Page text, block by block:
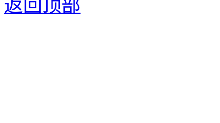
返回顶部